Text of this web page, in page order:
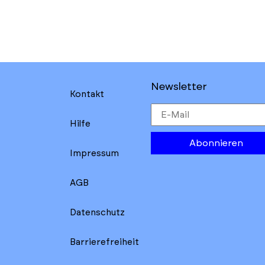
Kontakt
Hilfe
Impressum
AGB
Datenschutz
Barrierefreiheit
Newsletter
Abonnieren